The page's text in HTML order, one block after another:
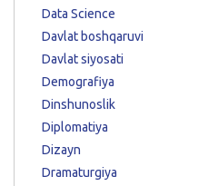
Data Science
Davlat boshqaruvi
Davlat siyosati
Demografiya
Dinshunoslik
Diplomatiya
Dizayn
Dramaturgiya